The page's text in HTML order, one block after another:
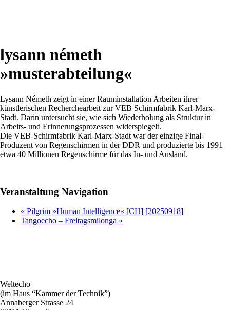
lysann németh
»musterabteilung«
Lysann Németh zeigt in einer Rauminstallation Arbeiten ihrer
künstlerischen Recherchearbeit zur VEB Schirmfabrik Karl-Marx-
Stadt. Darin untersucht sie, wie sich Wiederholung als Struktur in
Arbeits- und Erinnerungsprozessen widerspiegelt.
Die VEB-Schirmfabrik Karl-Marx-Stadt war der einzige Final-
Produzent von Regenschirmen in der DDR und produzierte bis 1991
etwa 40 Millionen Regenschirme für das In- und Ausland.
Veranstaltung Navigation
« Pilgrim »Human Intelligence« [CH] [20250918]
Tangoecho – Freitagsmilonga »
Weltecho
(im Haus “Kammer der Technik”)
Annaberger Strasse 24